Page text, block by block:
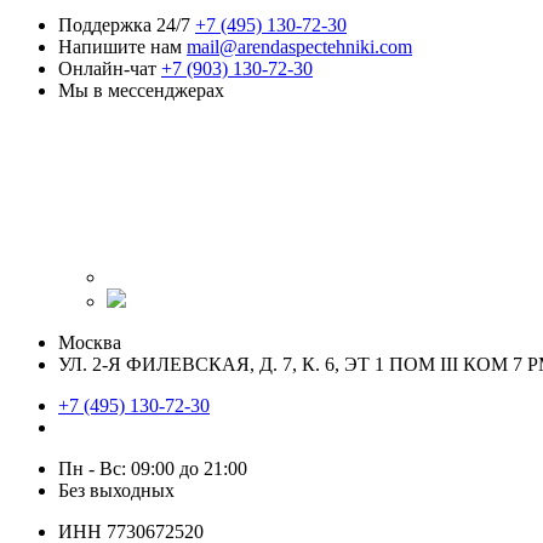
Поддержка 24/7 +7 (495) 130-72-30
Напишите нам mail@arendaspectehniki.com
Онлайн-чат +7 (903) 130-72-30
Мы в мессенджерах
Москва
УЛ. 2-Я ФИЛЕВСКАЯ, Д. 7, К. 6, ЭТ 1 ПОМ III КОМ 7
+7 (495) 130-72-30
Пн - Вс: 09:00 до 21:00
Без выходных
ИНН 7730672520